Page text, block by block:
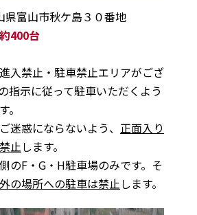
県富山市秋ケ島３０番地
約400台
入禁止・駐車禁止エリアがござ
指示に従って駐車いただくよう
。
迷惑にならないよう、 正面入り
止します。
のF・G・H駐車場のみです。そ
の場所への駐車は禁止します。